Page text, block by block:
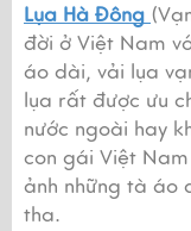
Lụa Hà Đông
đời ở Việt Nam
áo dài, vải lụa
lụa rất được ưu
nước ngoài hay
con gái Việt
ảnh những tà áo
tha.